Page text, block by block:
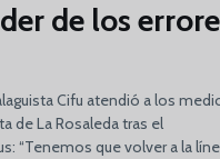
de los
Cifu atendió a los
de La Rosaleda tras el
“Tenemos que volver a la